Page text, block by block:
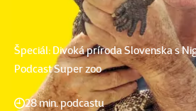
Špeciál: Divoká príroda Slovenska s
Podcast Super zoo
28 min. podcastu